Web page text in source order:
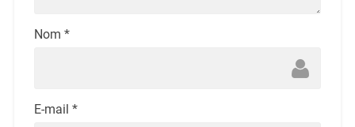
Nom *
E-mail *